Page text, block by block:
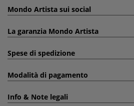
Mondo Artista sui social
La garanzia Mondo Artista
Spese di spedizione
Modalità di pagamento
Info & Note legali